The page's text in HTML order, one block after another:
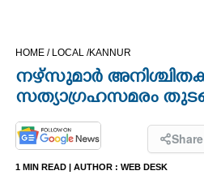
OPINION
HOME / LOCAL /KANNUR
നഴ്സുമാർ
സത്യാഗ്രഹസമരം
Share
1 MIN READ | AUTHOR : WEB DESK